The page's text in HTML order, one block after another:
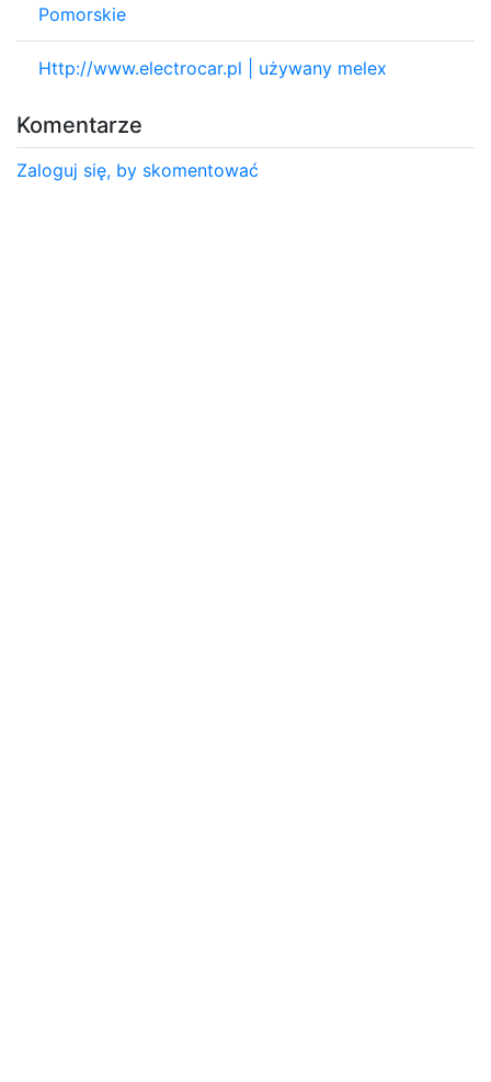
Pomorskie
Http://www.electrocar.pl | używany melex
Komentarze
Zaloguj się, by skomentować